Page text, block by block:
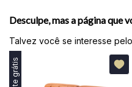
Desculpe, mas a página que
Talvez você se interesse
Frete grátis